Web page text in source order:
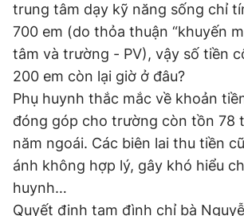
trung tâm dạy kỹ năng sống chỉ
700 em (do thỏa thuận “khuyến
tâm và trường - PV), vậy số tiền
200 em còn lại giờ ở đâu?
Phụ huynh thắc mắc về khoản
đóng góp cho trường còn tồn 78
năm ngoái. Các biên lai thu tiền
ánh không hợp lý, gây khó hiểu
huynh…
Quyết định tạm đình chỉ bà